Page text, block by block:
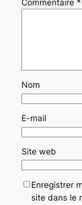
Commentaire *
Nom
E-mail
Site web
Enregistrer
site dans le